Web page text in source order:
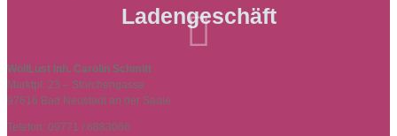
Ladengeschäft

WollLust Inh. Carolin Schmitt
Marktpl. 23 – Storchengasse
97616 Bad Neustadt an der Saale
Telefon: 09771 / 6883066